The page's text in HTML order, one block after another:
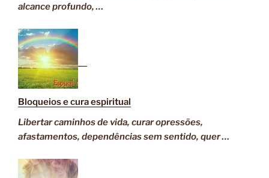
alcance profundo, …
Bloqueios e cura espiritual
Libertar caminhos de vida, curar opressões,
afastamentos, dependências sem sentido, quer …